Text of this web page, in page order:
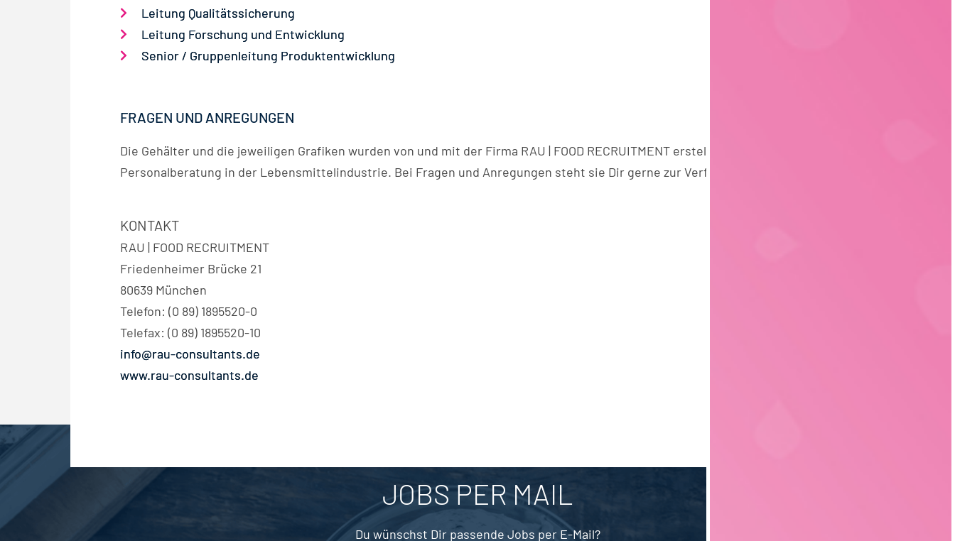
Leitung Qualitätssicherung
Leitung Forschung und Entwicklung
Senior / Gruppenleitung Produktentwicklung
FRAGEN UND ANREGUNGEN
Die Gehälter und die jeweiligen Grafiken wurden von und mit der Firma RAU | FOOD RECRUITMENT erstellt, der
Personalberatung in der Lebensmittelindustrie. Bei Fragen und Anregungen steht sie Dir gerne zur Verfügung.
KONTAKT
RAU | FOOD RECRUITMENT
Friedenheimer Brücke 21
80639 München
Telefon: (0 89) 1895520-0
Telefax: (0 89) 1895520-10
info@rau-consultants.de
www.rau-consultants.de
JOBS PER MAIL
Du wünschst Dir passende Jobs per E-Mail?